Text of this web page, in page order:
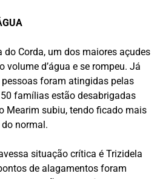
do Corda, um dos maiores açudes
volume d’água e se rompeu. Já
foram atingidas pelas
famílias estão desabrigadas
Mearim subiu, tendo ficado mais
normal.
situação crítica é Trizidela
de alagamentos foram